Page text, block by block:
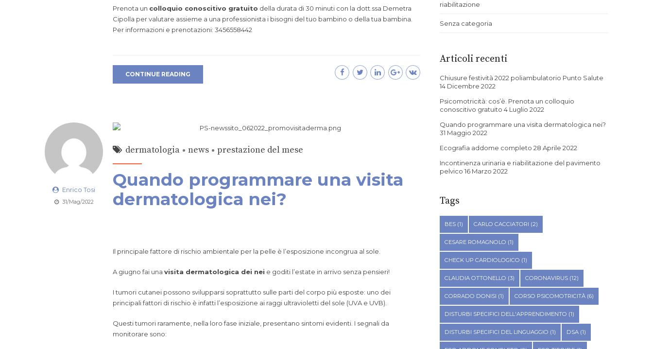
Prenota un colloquio conoscitivo gratuito della durata di 30 minuti con la dott.ssa Demetra
Cipolla per valutare assieme a una professionista i bisogni del tuo bambino o della tua bambina.
Per informazioni e prenotazioni: 3456558442
CONTINUE READING
Enrico Tosi
31/Mag/2022
dermatologia news prestazione del mese
Quando programmare una visita
dermatologica nei?
Il principale fattore di rischio ambientale per la pelle è l’esposizione incongrua al sole.
A giugno fai una visita dermatologica dei nei e goditi l’estate in arrivo senza pensieri!
I tumori cutanei possono svilupparsi soprattutto sulle parti del corpo più esposte: uno dei
principali fattori di rischio è infatti l’esposizione ai raggi ultravioletti del sole (UVA e UVB).
Questi tumori raramente, nella loro fase iniziale, presentano sintomi evidenti. I segnali da
monitorare sono:
riabilitazione
Senza categoria
Articoli recenti
Chiusure festività 2022 poliambulatorio Punto Salute
14 Dicembre 2022
Psicomotricità: cos’è. Prenota un colloquio
conoscitivo gratuito 4 Luglio 2022
Quando programmare una visita dermatologica nei?
31 Maggio 2022
Ecografia addome completo 28 Aprile 2022
Incontinenza urinaria e riabilitazione del pavimento
pelvico 16 Marzo 2022
Tags
BES (1) CARLO CACCIATORI (2)
CESARE ROMAGNOLO (1)
CHECK UP CARDIOLOGICO (1)
CLAUDIA OTTONELLO (3) CORONAVIRUS (12)
CORRADO DONISI (1) CORSO PSICOMOTRICITÀ (6)
DISTURBI SPECIFICI DELL'APPRENDIMENTO (1)
DISTURBI SPECIFICI DEL LINGUAGGIO (1) DSA (1)